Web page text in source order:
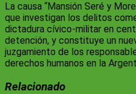
La causa “Mansión Seré y
que investigan los delitos
dictadura cívico-militar en
detención, y constituye un
juzgamiento de los
derechos humanos en la
Relacionado